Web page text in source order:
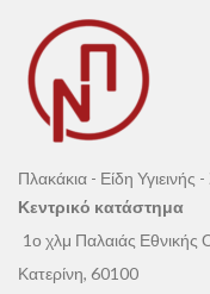
Πλακάκια - Είδη
Κεντρικό κατάστημα
1ο χλμ Παλαιάς Εθνικής
Κατερίνη, 60100